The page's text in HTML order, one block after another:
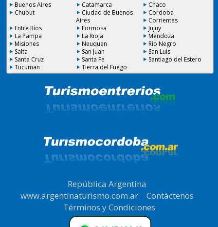
Buenos Aires Catamarca
Chaco
Chubut
Ciudad de Buenos
Aires
Cordoba
Corrientes
Entre Ríos
Formosa
Jujuy
La Pampa
La Rioja
Mendoza
Misiones
Neuquen
Río Negro
Salta
San Juan
San Luis
Santa Cruz
Santa Fe
Santiago del Estero
Tucuman
Tierra del Fuego
República Argentina
www.argentinaturismo.com.ar| Contáctenos
Términos y Condiciones